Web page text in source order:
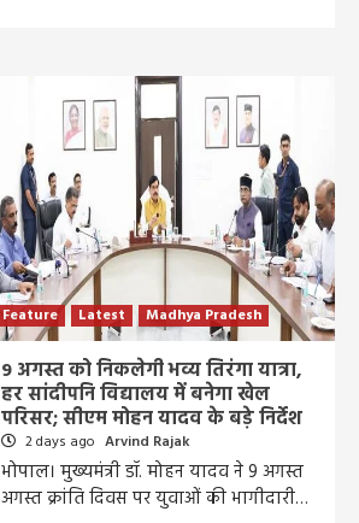
Feature Latest Madhya Pradesh
9 अगस्त को निकलेगी भव्य तिरंगा यात्रा,
हर सांदीपनि विद्यालय में बनेगा खेल
परिसर; सीएम मोहन यादव के बड़े निर्देश
2 days ago Arvind Rajak
भोपाल। मुख्यमंत्री डॉ. मोहन यादव ने 9 अगस्त
अगस्त क्रांति दिवस पर युवाओं की भागीदारी…